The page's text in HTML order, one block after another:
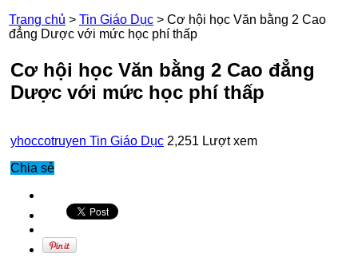
Trang chủ > Tin Giáo Dục > Cơ hội học Văn bằng 2 Cao
đẳng Dược với mức học phí thấp
Cơ hội học Văn bằng 2 Cao đẳng
Dược với mức học phí thấp
yhoccotruyen Tin Giáo Dục 2,251 Lượt xem
Chia sẻ